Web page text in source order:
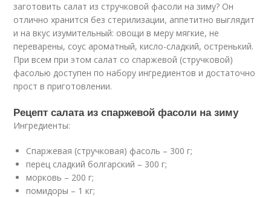
заготовить салат из стручковой фасоли на зиму? Он
отлично хранится без стерилизации, аппетитно выглядит
и на вкус изумительный: овощи в меру мягкие, не
переварены, соус ароматный, кисло-сладкий, остренький.
При всем при этом салат со спаржевой (стручковой)
фасолью доступен по набору ингредиентов и достаточно
прост в приготовлении.
Рецепт салата из спаржевой фасоли на зиму
Ингредиенты:
Спаржевая (стручковая) фасоль – 300 г;
перец сладкий болгарский – 300 г;
морковь – 200 г;
помидоры – 1 кг;